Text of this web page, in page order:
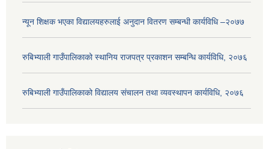
न्यून शिक्षक भएका ‍विद्यालयहरुलाई अनुदान वितरण सम्बन्धी कार्यविधि –२०७७
रुबिभ्याली गाउँपालिकाको स्थानिय राजपत्र प्रकाशन सम्बन्धि कार्यविधि, २०७६
रुबिभ्याली गाउँपालिकाको विद्यालय संचालन तथा व्यवस्थापन कार्यविधि, २०७६